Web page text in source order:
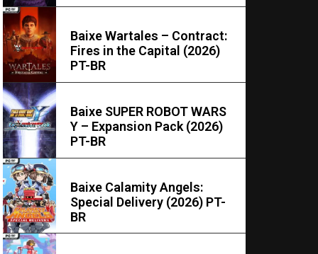
Baixe Wartales – Contract:
Fires in the Capital (2026)
PT-BR
Baixe SUPER ROBOT WARS
Y – Expansion Pack (2026)
PT-BR
Baixe Calamity Angels:
Special Delivery (2026) PT-
BR